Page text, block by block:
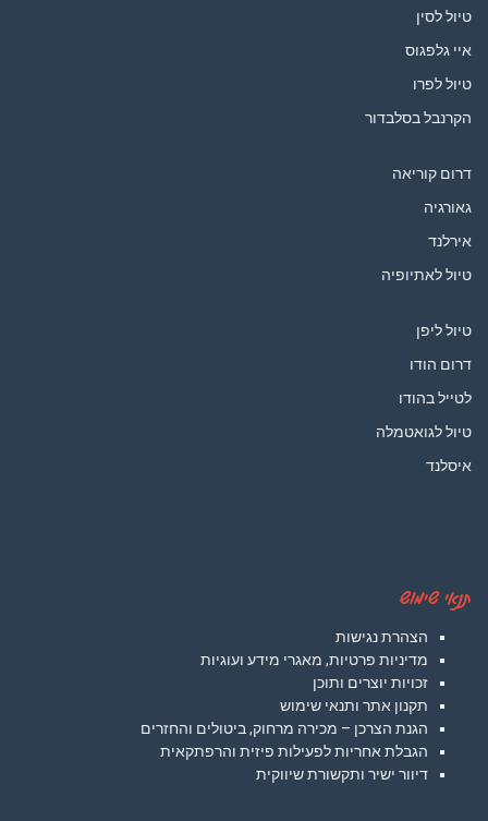
טיול לסין
איי גלפגוס
טיול לפרו
הקרנבל בסלבדור
דרום קוריאה
גאורגיה
אירלנד
טיול לאתיופיה
טיול ליפן
דרום הודו
לטייל בהודו
טיול לגואטמלה
איסלנד
תנאי שימוש
הצהרת נגישות
מדיניות פרטיות, מאגרי מידע ועוגיות
זכויות יוצרים ותוכן
תקנון אתר ותנאי שימוש
הגנת הצרכן – מכירה מרחוק, ביטולים והחזרים
הגבלת אחריות לפעילות פיזית והרפתקאית
דיוור ישיר ותקשורת שיווקית